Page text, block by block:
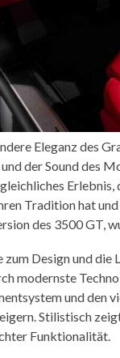
Eleganz des
der Sound des
Erlebnis,
Tradition hat
des 3500 GT,
zum Design und
modernste
und den
Stilistisch
Funktionalität.